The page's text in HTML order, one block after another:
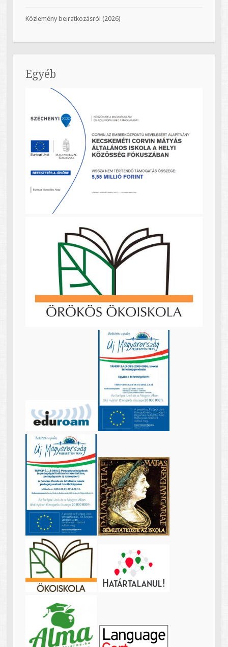
Közlemény beiratkozásról (2026)
Egyéb